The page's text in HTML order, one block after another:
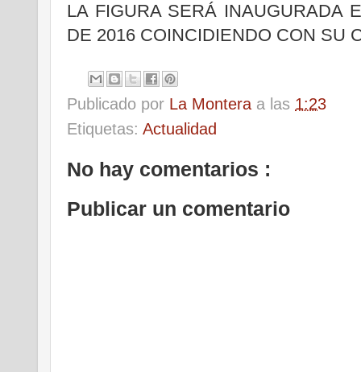
LA FIGURA SERÁ INAUGURADA
DE 2016 COINCIDIENDO CON SU
Publicado por La Montera a las 1:23
Etiquetas: Actualidad
No hay comentarios :
Publicar un comentario